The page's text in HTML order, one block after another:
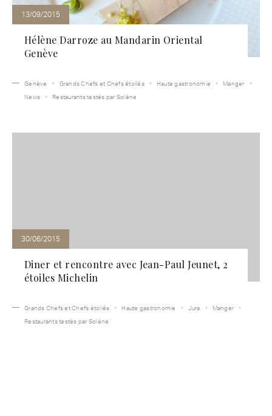
13/09/2015
Hélène Darroze au Mandarin Oriental
Genève
Genève Grands Chefs et Chefs étoilés Haute gastronomie
Manger
News
Restaurants testés par Solène
30/06/2015
Diner et rencontre avec Jean-Paul Jeunet, 2
étoiles Michelin
Grands Chefs et Chefs étoilés Haute gastronomie Jura
Manger
Restaurants testés par Solène